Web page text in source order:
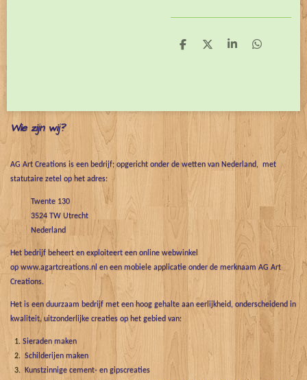
D
D
S
D
Wie zijn wij?
AG Art Creations is een bedrijf; opgericht onder de wetten van Nederland, met
statutaire zetel op het adres:
Twente 130
3524 TW Utrecht
Nederland
Het bedrijf beheert en exploiteert een online webwinkel
op www.agartcreations.nl en een mobiele applicatie onder de merknaam AG Art
Creations.
Het is een duurzaam bedrijf met een hoog gehalte aan eerlijkheid, onderscheidend in
kwaliteit, uitzonderlijke creaties op het gebied van:
Sieraden maken
Schilderijen maken
Kunstzinnige cement- en gipscreaties